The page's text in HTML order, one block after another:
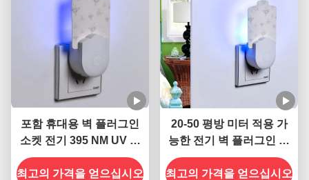
포함 휴대용 벽 플러그인
소켓 전기 395 NM UV 모
기 살상 램프 지속적이고
효과적인 곤충 관리
최고의 가격을 얻으십시오
20-50 평방 미터 적용 가
능한 전기 벽 플러그인 소
켓 자외선 모기 살상 램프
고체 상태 고효율
최고의 가격을 얻으십시오